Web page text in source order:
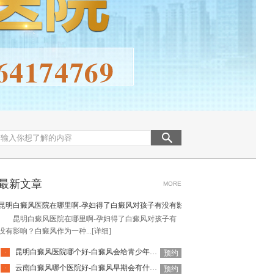
新文章 MORE
明白癜风医院在哪里啊-孕妇得了白癜风对孩子有没有影响
昆明白癜风医院在哪里啊-孕妇得了白癜风对孩子有
有影响？白癜风作为一种... [详细]
· 昆明白癜风医院哪个好-白癜风会给青少年患者带来哪些危害
预约
·
云南白癜风哪个医院好-白癜风早期会有什么症状表现
预约